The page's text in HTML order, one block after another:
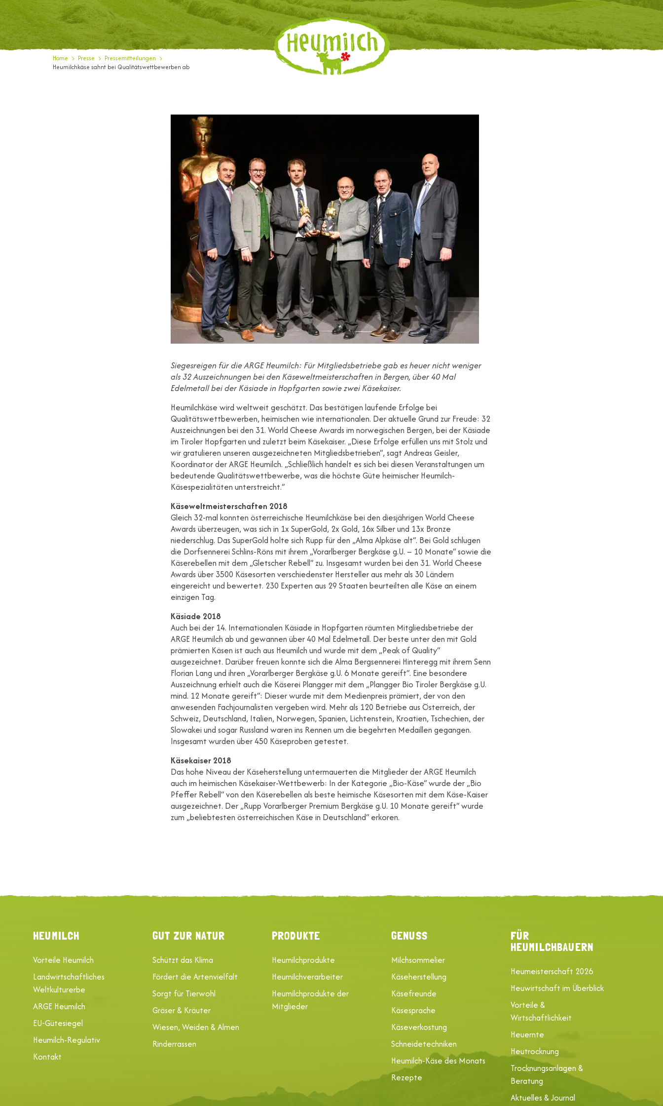
Home Presse
Pressemitteilungen
Heumilchkäse sahnt bei Qualitätswettbewerben ab
Siegesreigen für die ARGE Heumilch: Für Mitgliedsbetriebe gab es heuer nicht weniger
als 32 Auszeichnungen bei den Käseweltmeisterschaften in Bergen, über 40 Mal
Edelmetall bei der Käsiade in Hopfgarten sowie zwei Käsekaiser.
Heumilchkäse wird weltweit geschätzt. Das bestätigen laufende Erfolge bei
Qualitätswettbewerben, heimischen wie internationalen. Der aktuelle Grund zur Freude: 32
Auszeichnungen bei den 31. World Cheese Awards im norwegischen Bergen, bei der Käsiade
im Tiroler Hopfgarten und zuletzt beim Käsekaiser. „Diese Erfolge erfüllen uns mit Stolz und
wir gratulieren unseren ausgezeichneten Mitgliedsbetrieben“, sagt Andreas Geisler,
Koordinator der ARGE Heumilch. „Schließlich handelt es sich bei diesen Veranstaltungen um
bedeutende Qualitätswettbewerbe, was die höchste Güte heimischer Heumilch-
Käsespezialitäten unterstreicht.“
Käseweltmeisterschaften 2018
Gleich 32-mal konnten österreichische Heumilchkäse bei den diesjährigen World Cheese
Awards überzeugen, was sich in 1x SuperGold, 2x Gold, 16x Silber und 13x Bronze
niederschlug. Das SuperGold holte sich Rupp für den „Alma Alpkäse alt“. Bei Gold schlugen
die Dorfsennerei Schlins-Röns mit ihrem „Vorarlberger Bergkäse g.U. – 10 Monate“ sowie die
Käserebellen mit dem „Gletscher Rebell“ zu. Insgesamt wurden bei den 31. World Cheese
Awards über 3500 Käsesorten verschiedenster Hersteller aus mehr als 30 Ländern
eingereicht und bewertet. 230 Experten aus 29 Staaten beurteilten alle Käse an einem
einzigen Tag.
Käsiade 2018
Auch bei der 14. Internationalen Käsiade in Hopfgarten räumten Mitgliedsbetriebe der
ARGE Heumilch ab und gewannen über 40 Mal Edelmetall. Der beste unter den mit Gold
prämierten Käsen ist auch aus Heumilch und wurde mit dem „Peak of Quality“
ausgezeichnet. Darüber freuen konnte sich die Alma Bergsennerei Hinteregg mit ihrem Senn
Florian Lang und ihren „Vorarlberger Bergkäse g.U. 6 Monate gereift“. Eine besondere
Auszeichnung erhielt auch die Käserei Plangger mit dem „Plangger Bio Tiroler Bergkäse g.U.
mind. 12 Monate gereift“: Dieser wurde mit dem Medienpreis prämiert, der von den
anwesenden Fachjournalisten vergeben wird. Mehr als 120 Betriebe aus Österreich, der
Schweiz, Deutschland, Italien, Norwegen, Spanien, Lichtenstein, Kroatien, Tschechien, der
Slowakei und sogar Russland waren ins Rennen um die begehrten Medaillen gegangen.
Insgesamt wurden über 450 Käseproben getestet.
Käsekaiser 2018
Das hohe Niveau der Käseherstellung untermauerten die Mitglieder der ARGE Heumilch
auch im heimischen Käsekaiser-Wettbewerb: In der Kategorie „Bio-Käse“ wurde der „Bio
Pfeffer Rebell“ von den Käserebellen als beste heimische Käsesorten mit dem Käse-Kaiser
ausgezeichnet. Der „Rupp Vorarlberger Premium Bergkäse g.U. 10 Monate gereift“ wurde
zum „beliebtesten österreichischen Käse in Deutschland“ erkoren.
HEUMILCH
Vorteile Heumilch
Landwirtschaftliches
Weltkulturerbe
ARGE Heumilch
EU-Gütesiegel
Heumilch-Regulativ
Kontakt
GUT ZUR NATUR
Schützt das Klima
Fördert die Artenvielfalt
Sorgt für Tierwohl
Gräser & Kräuter
Wiesen, Weiden & Almen
Rinderrassen
PRODUKTE
Heumilchprodukte
Heumilchverarbeiter
Heumilchprodukte der
Mitglieder
GENUSS
Milchsommelier
Käseherstellung
Käsefreunde
Käsesprache
Käseverkostung
Schneidetechniken
Heumilch-Käse des Monats
Rezepte
FÜR
HEUMILCHBAUERN
Heumeisterschaft 2026
Heuwirtschaft im Überblick
Vorteile &
Wirtschaftlichkeit
Heuernte
Heutrocknung
Trocknungsanlagen &
Beratung
Aktuelles & Journal